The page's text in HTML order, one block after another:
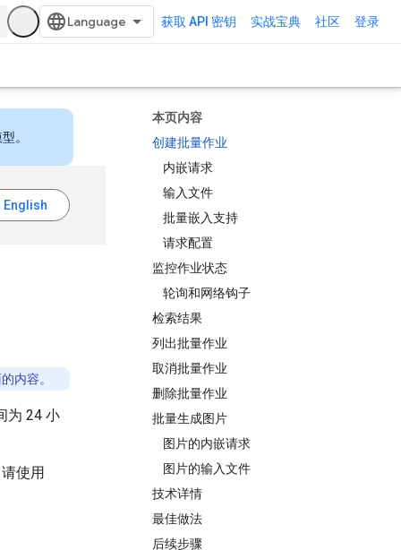
获取 API 密钥 实战宝典 社区 登录
本页内容
创建批量作业
内嵌请求
输入文件
批量嵌入支持
请求配置
监控作业状态
轮询和网络钩子
检索结果
列出批量作业
取消批量作业
删除批量作业
批量生成图片
图片的内嵌请求
图片的输入文件
技术详情
最佳做法
后续步骤
。
内容。
为 24 小
使用